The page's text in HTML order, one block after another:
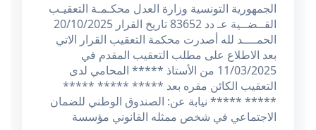
الجمهورية التونسية وزارة العدل محكـمـة التعقيـب
القــضــية عـ دد 83652 تاريخ القرار 20/10/2025
الحمــــد لله أصدرت محكمة التعقيب القرار الاتي
بعد الاطلاع على مطلب التعقيب المقدم في
11/03/2025 من الأستاذ ***** المحامي لدى
التعقيب الكائن مقره بعد ***** ***** *****
***** ***** نيابة عن: الصندوق الوطني للضمان
الاجتماعي في شخص ممثله القانوني مؤسسة